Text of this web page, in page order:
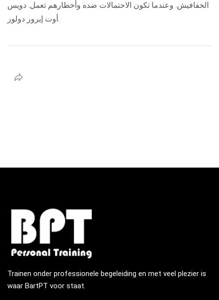
الخفافيش. وعندما تكون الاحتمالات ضده وأخطارهم تعمل. دويس
أوت إيرور دولور.
Trainen onder professionele begeleiding en met veel plezier is
waar BartPT voor staat.